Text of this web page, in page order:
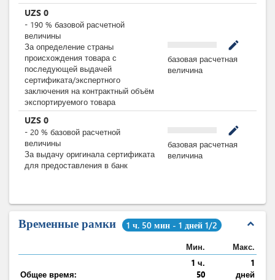
UZS 0
- 190 % базовой расчетной
величины
За определение страны
происхождения товара с
последующей выдачей
сертификата/экспертного
заключения на контрактный объём
экспортируемого товара
mode_edit
базовая расчетная
величина
UZS 0
- 20 % базовой расчетной
величины
За выдачу оригинала сертификата
для предоставления в банк
mode_edit
базовая расчетная
величина
Временные рамки 1 ч. 50 мин - 1 дней 1/2 expand_less
Мин. Макс.
Общее время:
1 ч.
50
1
дней